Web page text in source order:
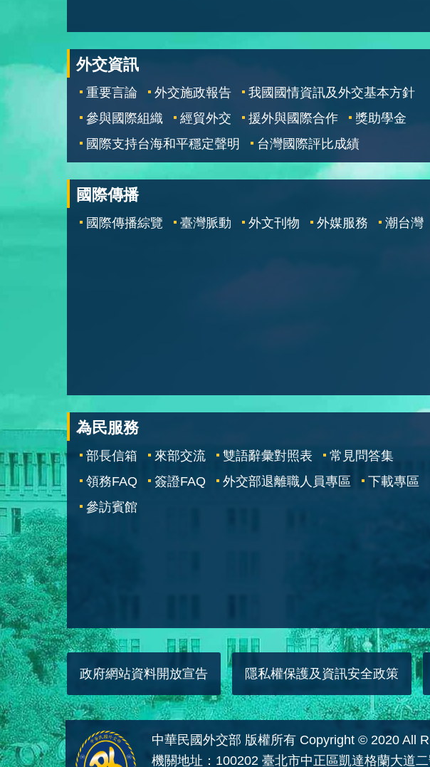
外交資訊
重要言論 外交施政報告
我國國情資訊及外交基本方針
參與國際組織
經貿外交 援外與國際合作
獎助學金
國際支持台海和平穩定聲明
台灣國際評比成績
國際傳播
國際傳播綜覽 臺灣脈動 外文刊物 外媒服務 潮台灣
為民服務
部長信箱 來部交流 雙語辭彙對照表
常見問答集
領務FAQ
簽證FAQ 外交部退離職人員專區
下載專區
參訪賓館
政府網站資料開放宣告 隱私權保護及資訊安全政策
中華民國外交部 版權所有 Copyright © 2020 All
機關地址：100202 臺北市中正區凱達格蘭大道